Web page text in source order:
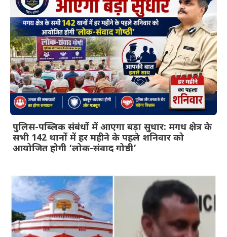
पुलिस-पब्लिक संबंधों में आएगा बड़ा सुधार: मगध क्षेत्र के
सभी 142 थानों में हर महीने के पहले शनिवार को
आयोजित होगी ‘लोक-संवाद गोष्ठी’